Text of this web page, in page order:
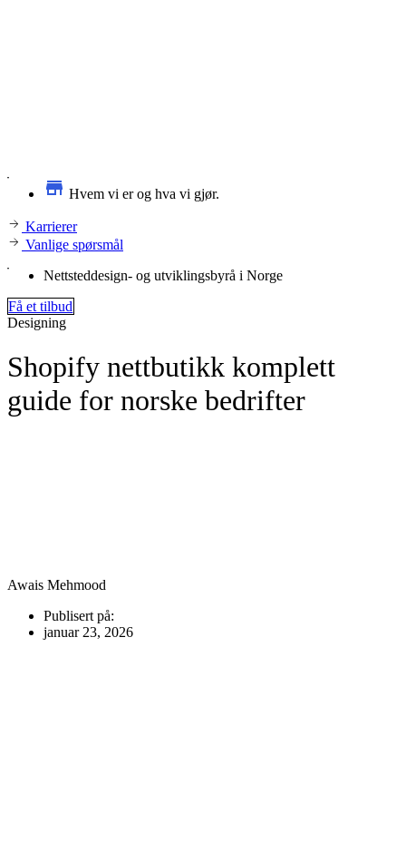
Hvem vi er og hva vi gjør.
Karrierer
Vanlige spørsmål
Nettsteddesign- og utviklingsbyrå i Norge
Få et tilbud
Designing
Shopify nettbutikk komplett
guide for norske bedrifter
Awais Mehmood
Publisert på:
januar 23, 2026